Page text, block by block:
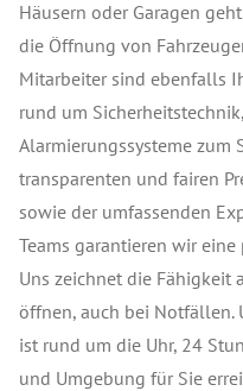
Häusern oder Garagen
die Öffnung von
Mitarbeiter sind ebenfalls
rund um
Alarmierungssysteme zum
transparenten und fairen
sowie der umfassenden
Teams garantieren wir
Uns zeichnet die Fähigkeit
öffnen, auch bei Notfällen.
ist rund um die Uhr, 24
und Umgebung für Sie